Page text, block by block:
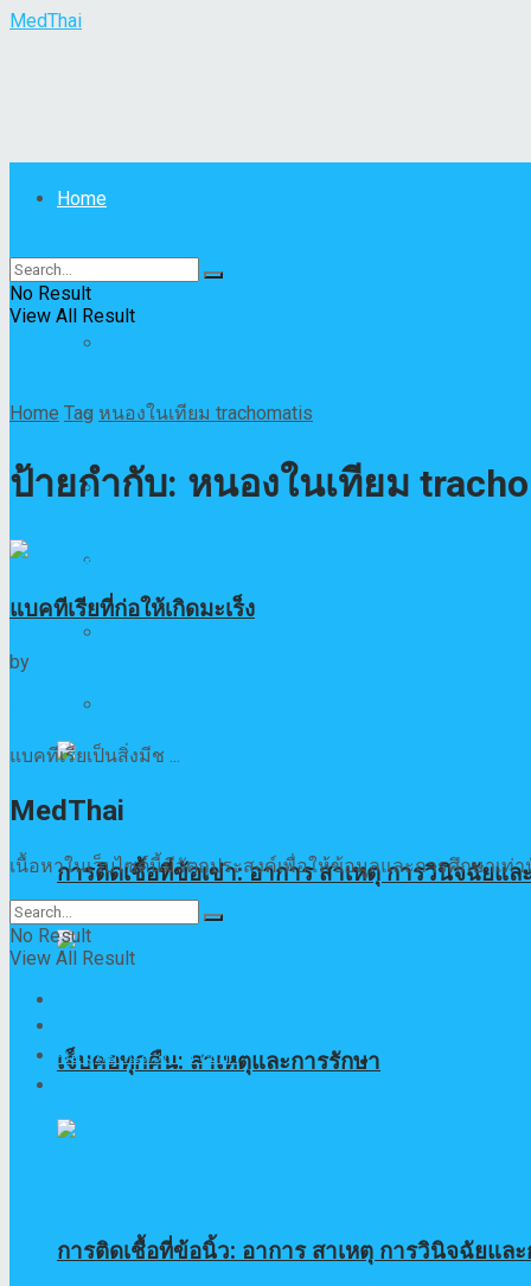
MedThai
Home
โรค
โรคติดเชื้อหรือปรสิต
โรคผิวหนัง
การติดเชื้อที่ข้อเข่า: อาการ สาเหตุ การวินิจฉัยแล
เจ็บคอทุกคืน: สาเหตุและการรักษา
การติดเชื้อที่ข้อนิ้ว: อาการ สาเหตุ การวินิจฉัยแล
No Result
View All Result
Home Tag หนองในเทียม trachomatis
ป้ายกำกับ: หนองในเทียม
แบคทีเรียที่ก่อให้เกิดมะเร็ง
by
แบคทีเรียเป็นสิ่งมีช ...
MedThai
เนื้อหาในเว็บไซต์นี้มีวัตถุประสงค์เพื่อให้ข้อมูลและการศึกษาเ
No Result
View All Result
ข้อมูลยาและการใช้ยา